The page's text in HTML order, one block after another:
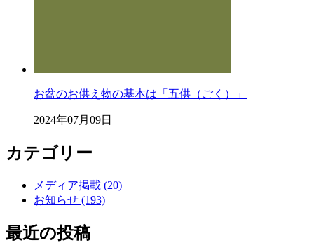
お盆のお供え物の基本は「五供（ごく）」
2024年07月09日
カテゴリー
メディア掲載 (20)
お知らせ (193)
最近の投稿